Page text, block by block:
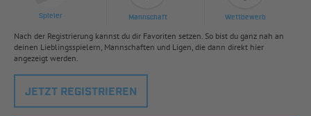
Spieler Mannschaft Wettbewerb
Nach der Registrierung kannst du dir Favoriten setzen. So bist du ganz nah an
deinen Lieblingsspielern, Mannschaften und Ligen, die dann direkt hier
angezeigt werden.
JETZT REGISTRIEREN